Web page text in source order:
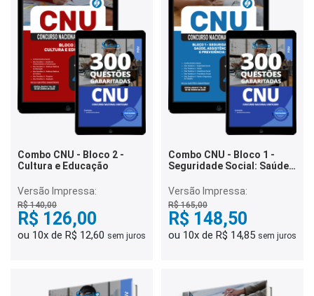
Combo CNU - Bloco 2 -
Cultura e Educação
Versão Impressa:
R$ 140,00
R$ 126,00
ou 10x de R$ 12,60 sem juros
Combo CNU - Bloco 1 -
Seguridade Social: Saúde,
Previdência Social
Versão Impressa:
R$ 165,00
R$ 148,50
ou 10x de R$ 14,85 sem juros